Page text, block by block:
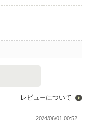
レビューについて
2024/06/01 00:52